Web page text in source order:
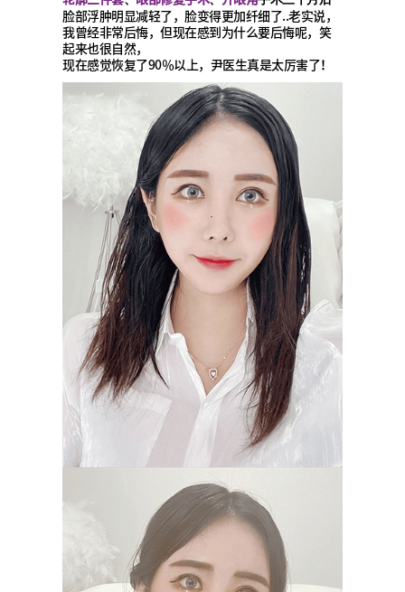
脸部浮肿明显减轻了，脸变得更加纤细了..老实说，
我曾经非常后悔，但现在感到为什么要后悔呢，笑
起来也很自然，
现在感觉恢复了90％以上，尹医生真是太厉害了！